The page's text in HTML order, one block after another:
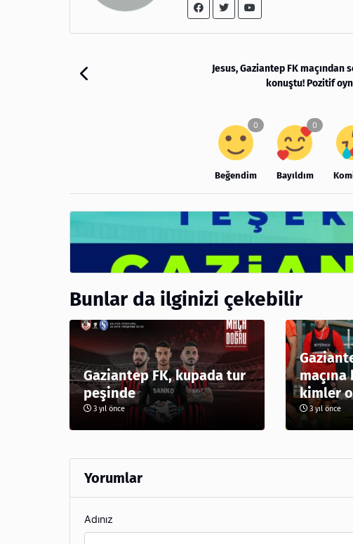
Jesus, Gaziantep FK maçından
konuştu! Pozitif
Beğendim Bayıldım
Bunlar da ilginizi çekebilir
Gaziantep FK, kupada tur
peşinde
3 yıl önce
maçına
kimler
3 yıl önce
Yorumlar
Adınız